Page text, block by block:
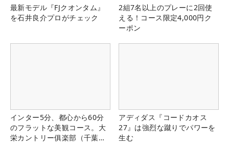
最新モデル『FJクオンタム』
を石井良介プロがチェック
2組7名以上のプレーに2回使
える！コース限定4,000円ク
ーポン
インター5分、都心から60分
のフラットな美観コース。大
栄カントリー俱楽部（千葉
アディダス『コードカオス
27』は強烈な蹴りでパワーを
生む